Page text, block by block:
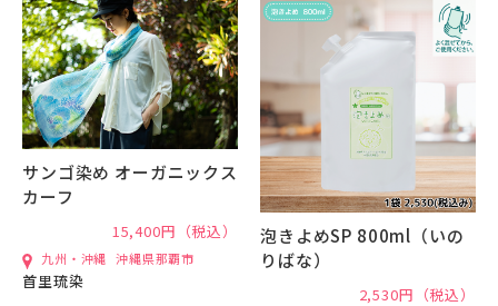
サンゴ染め オーガニックス
カーフ
15,400円（税込）
九州・沖縄 沖縄県那覇市
首里琉染
泡きよめSP 800ml（いの
りばな）
2,530円（税込）